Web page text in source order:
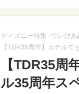
ディズニー特集 -ウレぴあ
【TDR35周年】ホテル
【TDR35
ル35周年ス